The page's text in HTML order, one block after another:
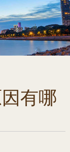
有哪